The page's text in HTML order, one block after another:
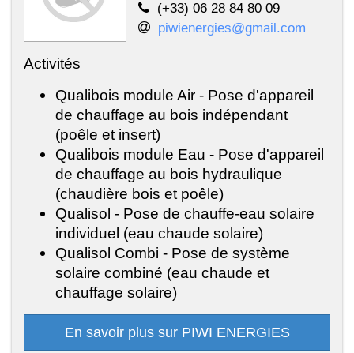
(+33) 06 28 84 80 09
piwienergies@gmail.com
Activités
Qualibois module Air - Pose d'appareil
de chauffage au bois indépendant
(poêle et insert)
Qualibois module Eau - Pose d'appareil
de chauffage au bois hydraulique
(chaudière bois et poêle)
Qualisol - Pose de chauffe-eau solaire
individuel (eau chaude solaire)
Qualisol Combi - Pose de système
solaire combiné (eau chaude et
chauffage solaire)
En savoir plus sur PIWI ENERGIES